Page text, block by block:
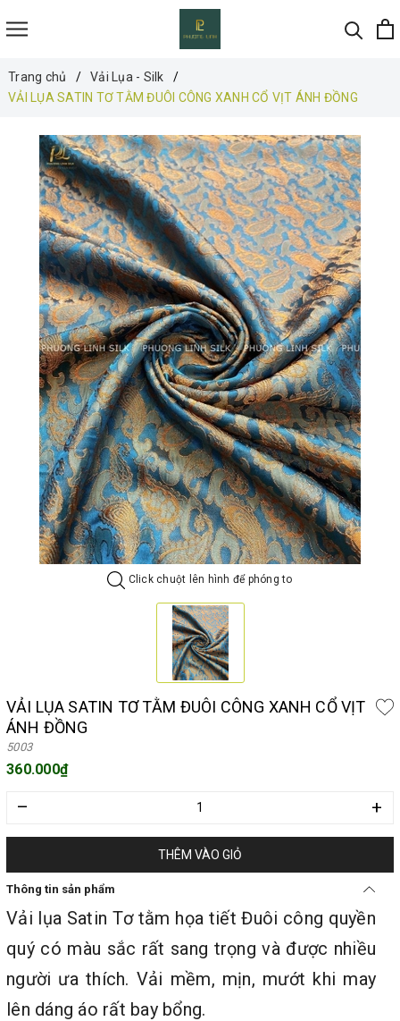
Trang chủ
Vải Lụa - Silk
VẢI LỤA SATIN TƠ TẰM ĐUÔI CÔNG XANH CỔ VỊT ÁNH ĐỒNG
Click chuột lên hình để phóng to
VẢI LỤA SATIN TƠ TẰM ĐUÔI CÔNG XANH CỔ VỊT
ÁNH ĐỒNG
5003
360.000₫
– +
THÊM VÀO GIỎ
Thông tin sản phẩm
Vải lụa Satin Tơ tằm họa tiết Đuôi công quyền
quý có màu sắc rất sang trọng và được nhiều
người ưa thích. Vải mềm, mịn, mướt khi may
lên dáng áo rất bay bổng.